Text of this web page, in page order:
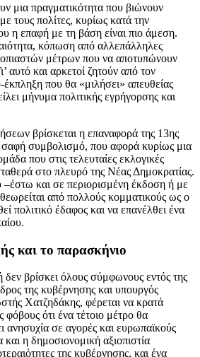
μια πραγματικότητα που βιώνουν
τους πολίτες, κυρίως κατά την
η επαφή με τη βάση είναι πιο άμεση.
κόπωση από αλλεπάλληλες
μέτρων που να αποτυπώνουν
αυτό και αρκετοί ζητούν από τον
που θα «μιλήσει» απευθείας
μήνυμα πολιτικής εγρήγορσης και
βρίσκεται η επαναφορά της 13ης
συμβολισμό, που αφορά κυρίως μια
που στις τελευταίες εκλογικές
στο πλευρό της Νέας Δημοκρατίας.
και σε περιορισμένη έκδοση ή με
από πολλούς κομματικούς ως ο
πολιτικό έδαφος και να επανέλθει ένα
και το παρασκήνιο
βρίσκει όλους σύμφωνους εντός της
της κυβέρνησης και υπουργός
Χατζηδάκης, φέρεται να κρατά
φόβους ότι ένα τέτοιο μέτρο θα
ανησυχία σε αγορές και ευρωπαϊκούς
η δημοσιονομική αξιοπιστία
της κυβέρνησης, και ένα